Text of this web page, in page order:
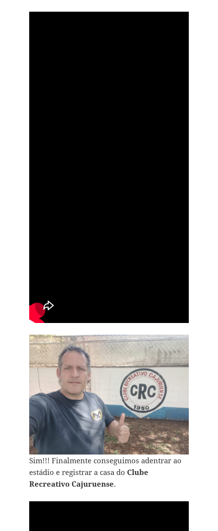
Sim!!! Finalmente conseguimos adentrar ao
estádio e registrar a casa do Clube
Recreativo Cajuruense.